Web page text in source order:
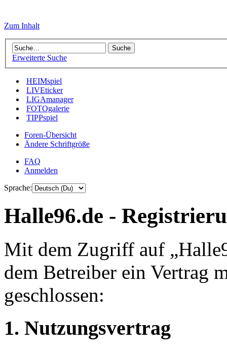
Zum Inhalt
Erweiterte Suche
HEIMspiel
LIVEticker
LIGAmanager
FOTOgalerie
TIPPspiel
Foren-Übersicht
Ändere Schriftgröße
FAQ
Anmelden
Sprache:
Halle96.de -
Mit dem Zugriff auf
dem Betreiber ein Vertrag
geschlossen:
1. Nutzungsvertrag